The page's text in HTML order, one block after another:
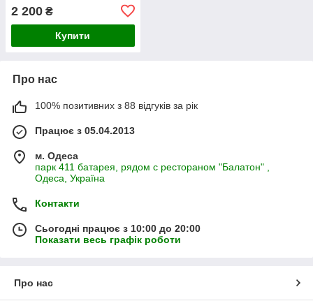
2 200 ₴
Купити
Про нас
100% позитивних з 88 відгуків за рік
Працює з 05.04.2013
м. Одеса
парк 411 батарея, рядом с рестораном "Балатон" ,
Одеса, Україна
Контакти
Сьогодні працює з 10:00 до 20:00
Показати весь графік роботи
Про нас